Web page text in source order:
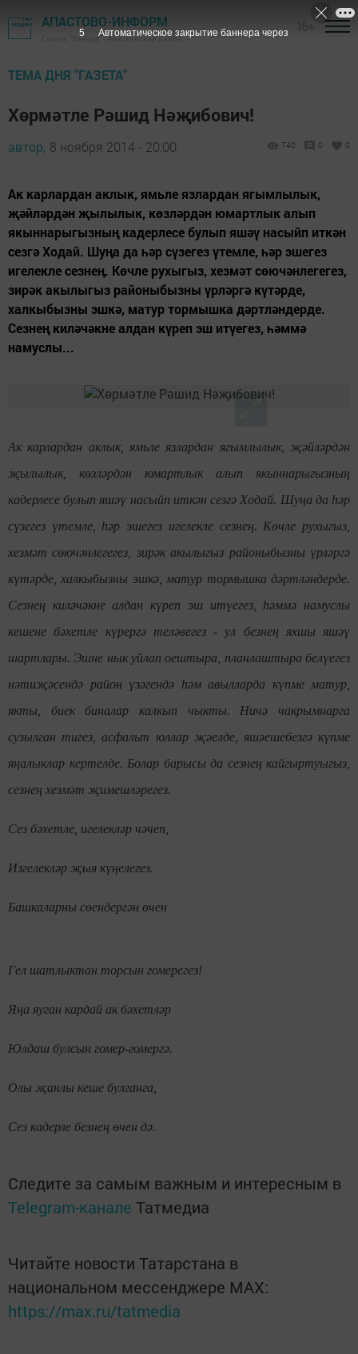
АПАСТОВО-ИНФОРМ
Газета "Звезда" - Апастовский район
ТЕМА ДНЯ "ГАЗЕТА"
Хөрмәтле Рәшид Нәҗибович!
автор, 8 ноября 2014 - 20:00 740 0 0
Ак карлардан аклык, ямьле язлардан ягымлылык,
җәйләрдән җылылык, көзләрдән юмартлык алып
якыннарыгызның кадерлесе булып яшәү насыйп иткән
сезгә Ходай. Шуңа да һәр сүзегез үтемле, һәр эшегез
игелекле сезнең. Көчле рухыгыз, хезмәт сөючәнлегегез,
зирәк акылыгыз районыбызны үрләргә күтәрде,
халкыбызны эшкә, матур тормышка дәртләндерде.
Сезнең киләчәкне алдан күреп эш итүегез, һәммә
намуслы...
Ак карлардан аклык, ямьле язлардан ягымлылык, җәйләрдән
җылылык, көзләрдән юмартлык алып якыннарыгызның
кадерлесе булып яшәү насыйп иткән сезгә Ходай. Шуңа да һәр
сүзегез үтемле, һәр эшегез игелекле сезнең. Көчле рухыгыз,
хезмәт сөючәнлегегез, зирәк акылыгыз районыбызны үрләргә
күтәрде, халкыбызны эшкә, матур тормышка дәртләндерде.
Сезнең киләчәкне алдан күреп эш итүегез, һәммә намуслы
кешене бәхетле күрергә теләвегез - ул безнең яхшы яшәү
шартлары. Эшне нык уйлап оештыра, планлаштыра белүегез
нәтиҗәсендә район үзәгендә һәм авылларда күпме матур,
якты, биек биналар калкып чыкты. Ничә чакрымнарга
сузылган тигез, асфальт юллар җәелде, яшәешебезгә күпме
яңалыклар кертелде. Болар барысы да сезнең кайгыртуыгыз,
сезнең хезмәт җимешләрегез.
Сез бәхетле, игелекләр чәчеп,
Изгелекләр җыя күңелегез.
Башкаларны сөендергән өчен
Гел шатлыктан торсын гомерегез!
Яңа яуган кардай ак бәхетләр
Юлдаш булсын гомер-гомергә.
Олы җанлы кеше булганга,
Сез кадерле безнең өчен дә.
Следите за самым важным и интересным в
Telegram-канале Татмедиа
Читайте новости Татарстана в
национальном мессенджере MАХ:
https://max.ru/tatmedia
5 Автоматическое закрытие баннера через